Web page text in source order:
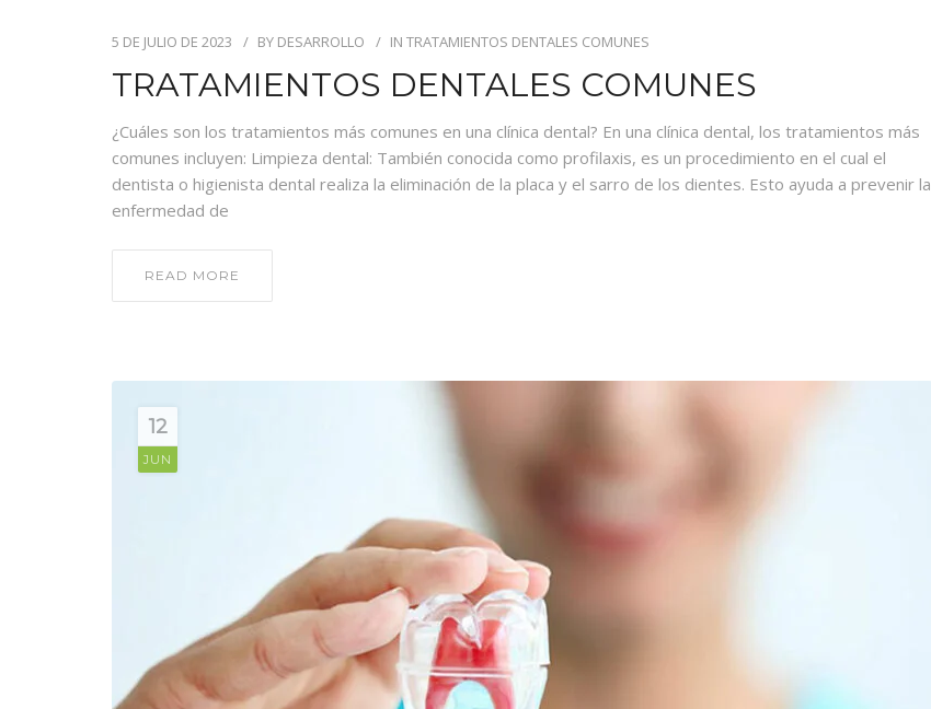
5 DE JULIO DE 2023 BY DESARROLLO IN TRATAMIENTOS DENTALES COMUNES
TRATAMIENTOS DENTALES COMUNES
¿Cuáles son los tratamientos más comunes en una clínica dental? En una clínica dental, los tratamientos más
comunes incluyen: Limpieza dental: También conocida como profilaxis, es un procedimiento en el cual el
dentista o higienista dental realiza la eliminación de la placa y el sarro de los dientes. Esto ayuda a prevenir la
enfermedad de
READ MORE
12
JUN